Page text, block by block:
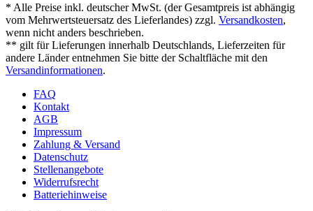
* Alle Preise inkl. deutscher MwSt. (der Gesamtpreis ist abhängig
vom Mehrwertsteuersatz des Lieferlandes) zzgl. Versandkosten,
wenn nicht anders beschrieben.
** gilt für Lieferungen innerhalb Deutschlands, Lieferzeiten für
andere Länder entnehmen Sie bitte der Schaltfläche mit den
Versandinformationen.
FAQ
Kontakt
AGB
Impressum
Zahlung & Versand
Datenschutz
Stellenangebote
Widerrufsrecht
Batteriehinweise